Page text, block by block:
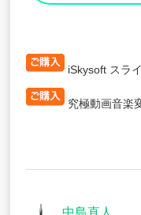
iSkysoft スラ
究極動画音楽